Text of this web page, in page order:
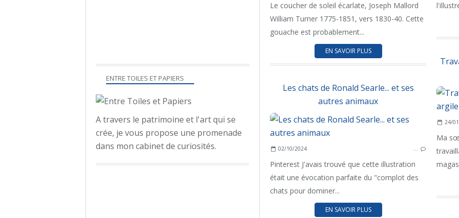
Le coucher de soleil écarlate, Joseph Mallord
William Turner 1775-1851, vers 1830-40. Cette
gouache est probablement...
EN SAVOIR PLUS
24/
Ma
Les chats de Ronald Searle... et ses
autres animaux
02/10/2024 …
Pinterest J'avais trouvé que cette illustration
était une évocation parfaite du "complot des
chats pour dominer...
EN SAVOIR PLUS
ENTRE TOILES ET PAPIERS
A travers le patrimoine et l'art qui se
crée, je vous propose une promenade
dans mon cabinet de curiosités.